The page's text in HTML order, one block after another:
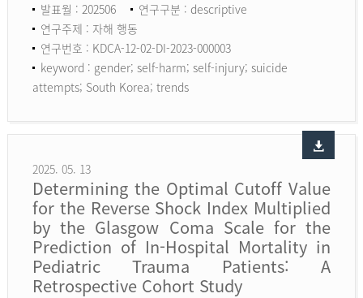
발표월 : 202506
연구구분 : descriptive
연구주제 : 자해 행동
연구번호 : KDCA-12-02-DI-2023-000003
keyword : gender; self-harm; self-injury; suicide
attempts; South Korea; trends
2025. 05. 13
Determining the Optimal Cutoff Value
for the Reverse Shock Index Multiplied
by the Glasgow Coma Scale for the
Prediction of In-Hospital Mortality in
Pediatric Trauma Patients: A
Retrospective Cohort Study